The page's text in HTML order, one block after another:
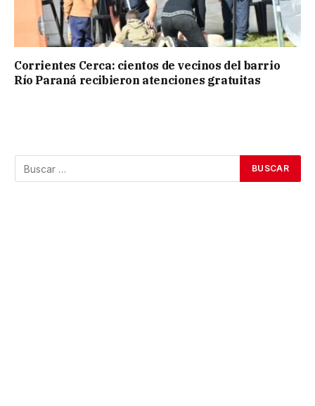
Corrientes Cerca: cientos de vecinos del barrio
Río Paraná recibieron atenciones gratuitas